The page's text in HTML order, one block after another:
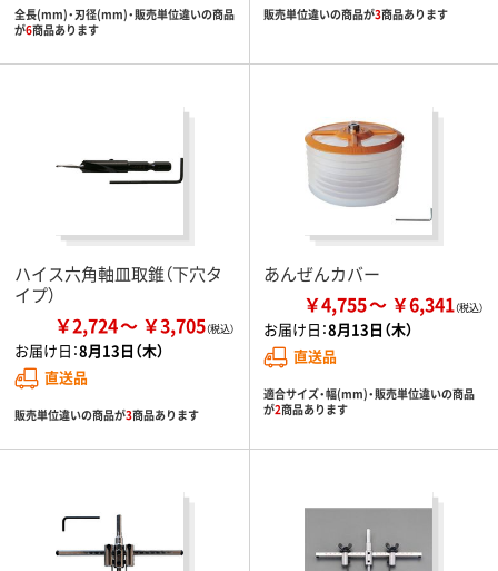
全長(mm)・刃径(mm)・販売単位違いの商品
が6商品あります
販売単位違いの商品が3商品あります
ハイス六角軸皿取錐（下穴タ
イプ）
￥2,724 ￥3,705
お届け日：8月13日（木）
直送品
販売単位違いの商品が3商品あります
あんぜんカバー
￥4,755 ￥6,341
お届け日：8月13日（木）
直送品
適合サイズ・幅(mm)・販売単位違いの商品
が2商品あります